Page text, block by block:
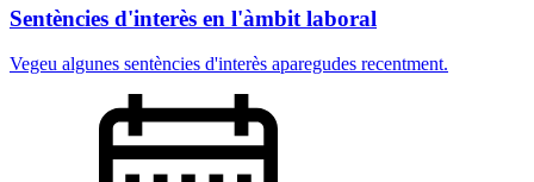
Sentències d'interès en l'àmbit laboral
Vegeu algunes sentències d'interès aparegudes recentment.